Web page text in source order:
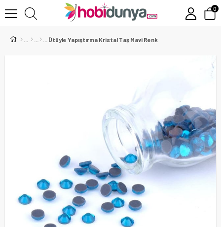
0
Ütüyle Yapıştırma Kristal Taş Mavi Renk